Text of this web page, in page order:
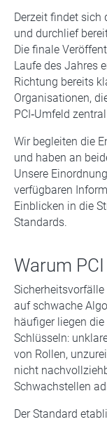
Derzeit findet sich
und durchlief
Die finale
Laufe des Jahres
Richtung bereits
Organisationen,
PCI‑Umfeld
Wir begleiten die
und haben an
Unsere
verfügbaren
Einblicken in die
Standards.
Warum
auf schwache
häufiger liegen
Schlüsseln:
von Rollen,
nicht
Schwachstellen
Der Standard